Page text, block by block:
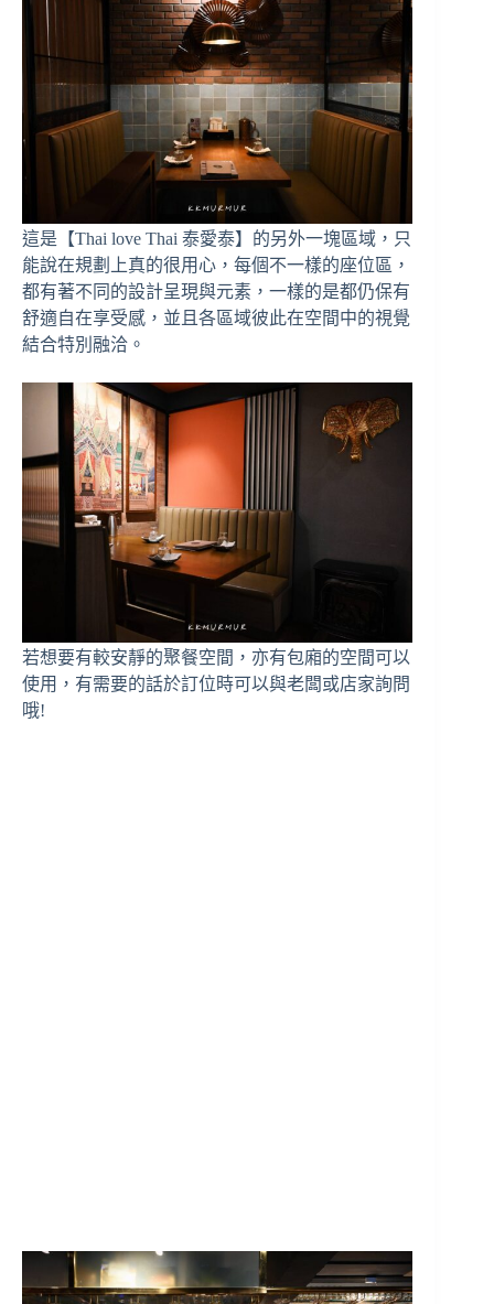
這是【Thai love Thai 泰愛泰】的另外一塊區域，只
能說在規劃上真的很用心，每個不一樣的座位區，
都有著不同的設計呈現與元素，一樣的是都仍保有
舒適自在享受感，並且各區域彼此在空間中的視覺
結合特別融洽。
若想要有較安靜的聚餐空間，亦有包廂的空間可以
使用，有需要的話於訂位時可以與老闆或店家詢問
哦!